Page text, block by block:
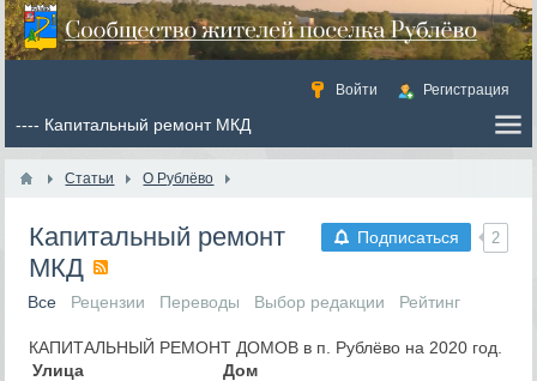
Войти Регистрация
Статьи О Рублёво
Подписаться 2
Капитальный ремонт
МКД
Все Рецензии Переводы Выбор редакции Рейтинг
КАПИТАЛЬНЫЙ РЕМОНТ ДОМОВ в п. Рублёво на 2020 год.
Улица
Дом